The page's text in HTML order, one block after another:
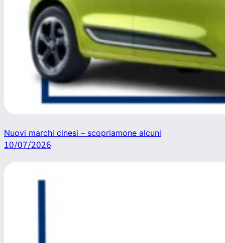
Nuovi marchi cinesi – scopriamone alcuni
10/07/2026